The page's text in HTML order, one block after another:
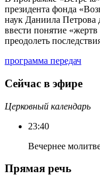
президента фонда
наук Даниила Петрова
ввести понятие
преодолеть
программа передач
Сейчас в эфире
Церковный календарь
23:40
Вечернее
Прямая речь